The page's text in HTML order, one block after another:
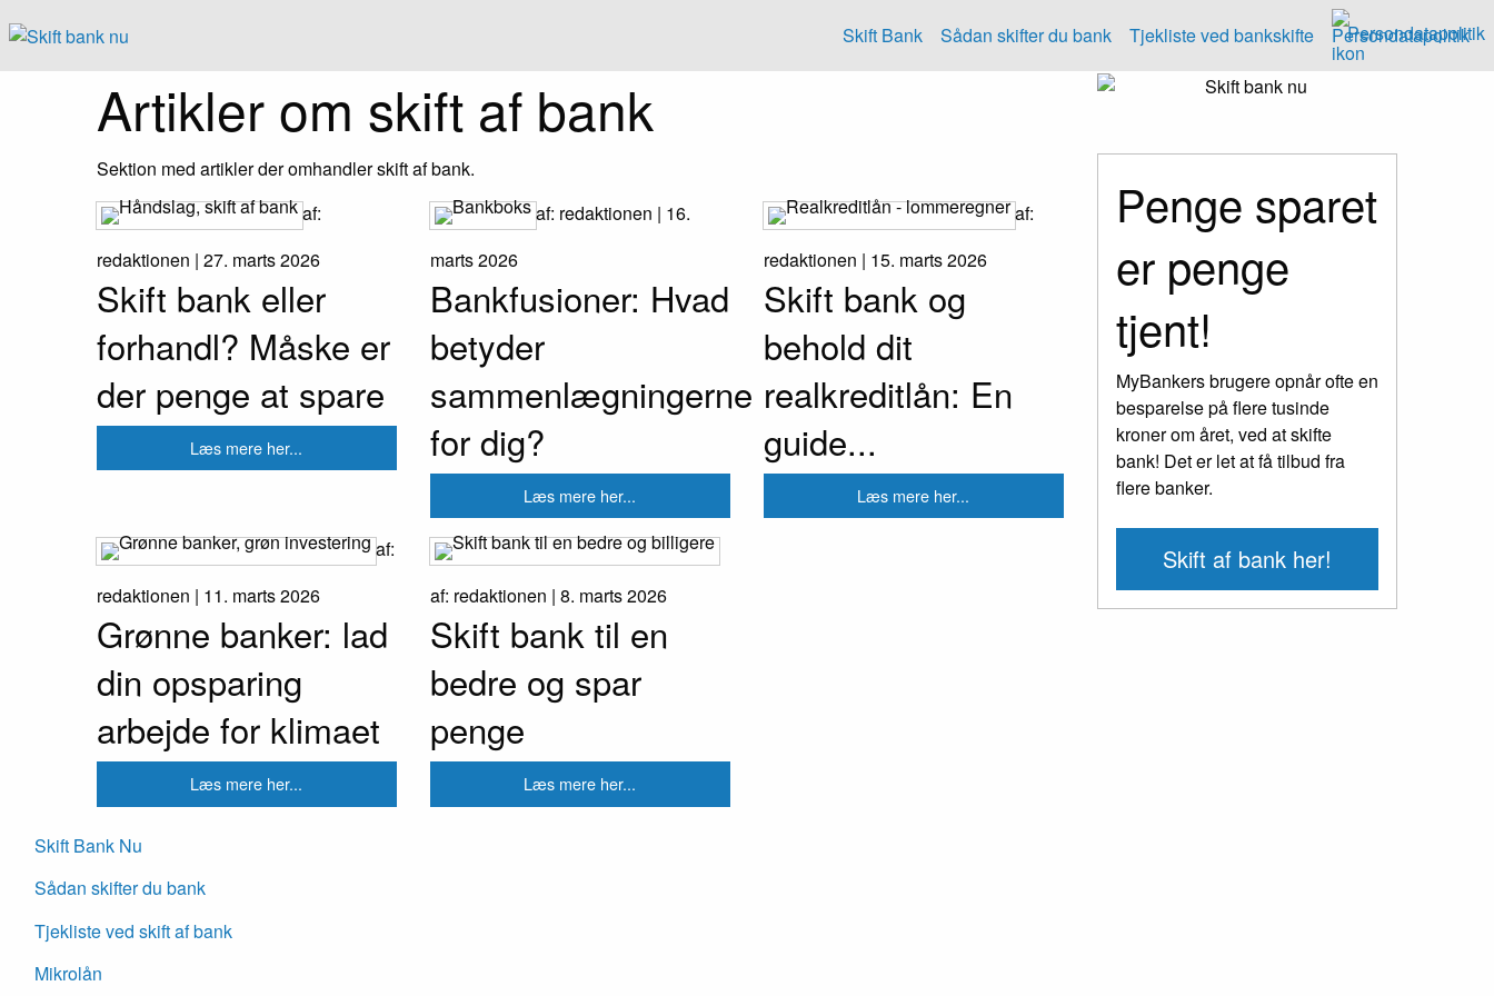
Skift Bank Sådan skifter du bank Tjekliste ved bankskifte Persondatapolitik
Artikler om skift af bank
Sektion med artikler der omhandler skift af bank.
af:
redaktionen | 27. marts 2026
Skift bank eller
forhandl? Måske er
der penge at spare
Læs mere her...
af: redaktionen | 16.
marts 2026
Bankfusioner: Hvad
betyder
sammenlægningerne
for dig?
Læs mere her...
af:
redaktionen | 15. marts 2026
Skift bank og
behold dit
realkreditlån: En
guide...
Læs mere her...
af:
redaktionen | 11. marts 2026
Grønne banker: lad
din opsparing
arbejde for klimaet
Læs mere her...
af: redaktionen | 8. marts 2026
Skift bank til en
bedre og spar
penge
Læs mere her...
Penge sparet
er penge
tjent!
MyBankers brugere opnår ofte en
besparelse på flere tusinde
kroner om året, ved at skifte
bank! Det er let at få tilbud fra
flere banker.
Skift af bank her!
Skift Bank Nu
Sådan skifter du bank
Tjekliste ved skift af bank
Mikrolån